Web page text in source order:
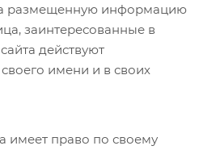
размещенную информацию
заинтересованные в
действуют
имени и в своих
имеет право по своему